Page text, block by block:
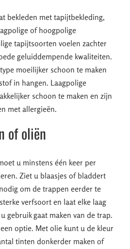
bekleden met tapijtbekleding,
of hoogpolige
tapijtsoorten voelen zachter
geluiddempende kwaliteiten.
moeilijker schoon te maken
in hangen. Laagpolige
schoon te maken en zijn
met allergieën.
of oliën
u minstens één keer per
Ziet u blaasjes of bladdert
om de trappen eerder te
verfsoort en laat elke laag
gebruik gaat maken van de trap.
optie. Met olie kunt u de kleur
tinten donkerder maken of